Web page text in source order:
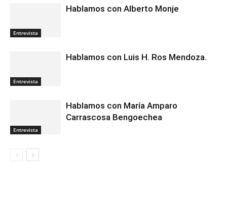
Entrevista
Hablamos con Alberto Monje
Entrevista
Hablamos con Luis H. Ros Mendoza.
Entrevista
Hablamos con María Amparo
Carrascosa Bengoechea